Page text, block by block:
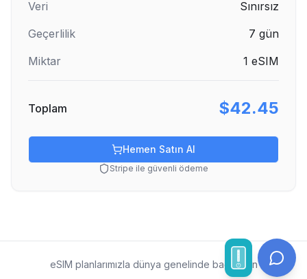
Veri
Sınırsız
Geçerlilik
7 gün
Miktar
1 eSIM
Toplam $42.45
Hemen Satın Al
Stripe ile güvenli ödeme
eSIM planlarımızla dünya genelinde bağlı kalın